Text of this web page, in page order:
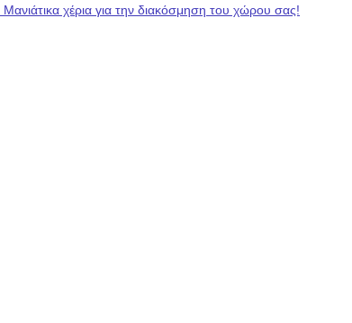
Μανιάτικα χέρια για την διακόσμηση του χώρου σας!